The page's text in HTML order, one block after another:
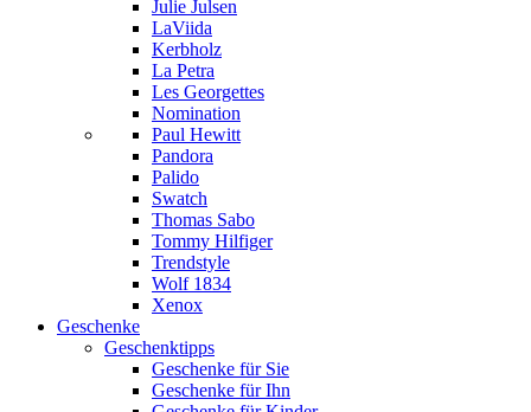
Julie Julsen
LaViida
Kerbholz
La Petra
Les Georgettes
Nomination
Paul Hewitt
Pandora
Palido
Swatch
Thomas Sabo
Tommy Hilfiger
Trendstyle
Wolf 1834
Xenox
Geschenke
Geschenktipps
Geschenke für Sie
Geschenke für Ihn